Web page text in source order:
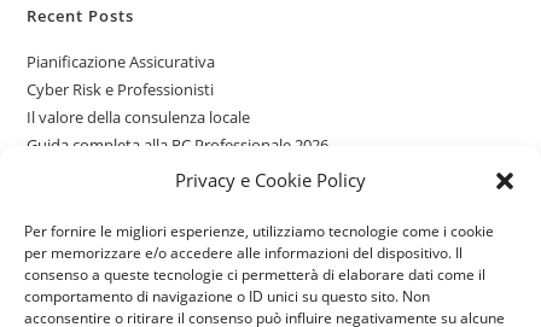
Privacy e Cookie Policy
Per fornire le migliori esperienze, utilizziamo tecnologie come i cookie
per memorizzare e/o accedere alle informazioni del dispositivo. Il
consenso a queste tecnologie ci permetterà di elaborare dati come il
comportamento di navigazione o ID unici su questo sito. Non
acconsentire o ritirare il consenso può influire negativamente su alcune
Recent Posts
Pianificazione Assicurativa
Cyber Risk e Professionisti
Il valore della consulenza locale
Guida completa alla RC Professionale 2026
Assicurazioni per giovani guidatori
Recent Comments
Nessun commento da mostrare.